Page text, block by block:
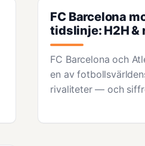
FC Barcelona
tidslinje: H2H &
FC Barcelona och
en av
rivaliteter — och